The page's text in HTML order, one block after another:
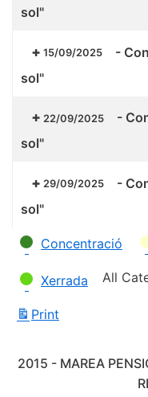
sol"
15/09/2025 -
sol"
22/09/2025 -
sol"
29/09/2025 -
sol"
Categories
Concentració
Xerrada All
Print
2015 - MAREA